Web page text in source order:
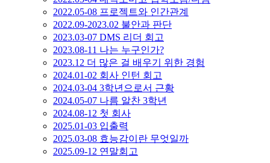
2022.05-08 프로젝트와 인간관계
2022.09-2023.02 불안과 판단
2023.03-07 DMS 리더 회고
2023.08-11 나는 누구인가?
2023.12 더 많은 걸 배우기 위한 경험
2024.01-02 회사 인턴 회고
2024.03-04 3학년으로서 근황
2024.05-07 나름 알찬 3학년
2024.08-12 첫 회사
2025.01-03 입출력
2025.03-08 효능감이란 무엇일까
2025.09-12 연말회고